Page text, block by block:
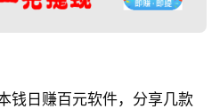
钱日赚百元软件，分享几款